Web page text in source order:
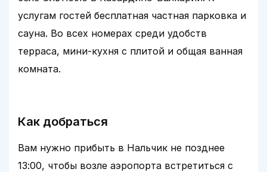
услугам гостей бесплатная частная парковка и
сауна. Во всех номерах среди удобств
терраса, мини-кухня с плитой и общая ванная
комната.
Как добраться
Вам нужно прибыть в Нальчик не позднее
13:00, чтобы возле аэропорта встретиться с